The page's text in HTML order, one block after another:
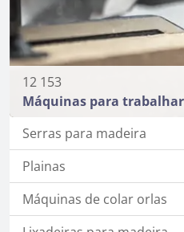
12 153
Máquinas para
Serras para madeira
Plainas
Máquinas de colar orlas